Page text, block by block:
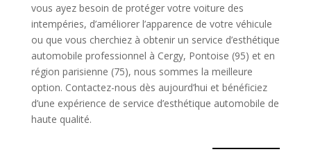
vous ayez besoin de protéger votre voiture des
intempéries, d’améliorer l’apparence de votre véhicule
ou que vous cherchiez à obtenir un service d’esthétique
automobile professionnel à Cergy, Pontoise (95) et en
région parisienne (75), nous sommes la meilleure
option. Contactez-nous dès aujourd’hui et bénéficiez
d’une expérience de service d’esthétique automobile de
haute qualité.